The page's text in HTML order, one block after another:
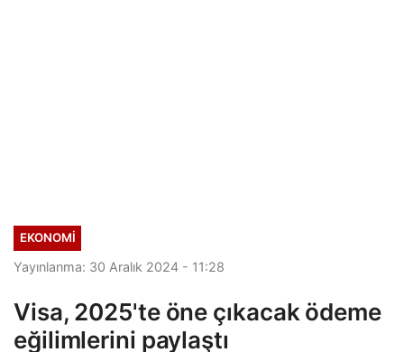
EKONOMI
Yayınlanma: 30 Aralık 2024 - 11:28
Visa, 2025'te öne çıkacak ödeme
eğilimlerini paylaştı